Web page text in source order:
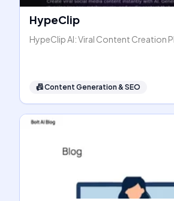
HypeClip
HypeClip AI: Viral Content Creation
📠Content Generation & SEO